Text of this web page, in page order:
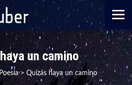
un camino
Poesía> Quizás haya un camino